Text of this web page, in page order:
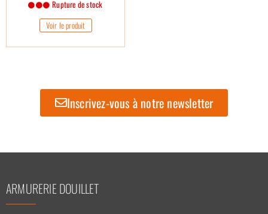
Rupture de stock
Voir le produit
Inscrivez-vous à notre newsletter
ARMURERIE DOUILLET